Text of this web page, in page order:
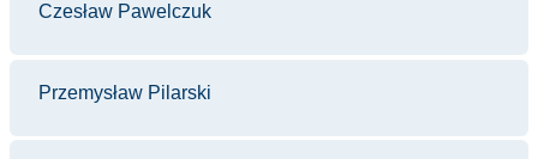
Czesław Pawelczuk
Przemysław Pilarski